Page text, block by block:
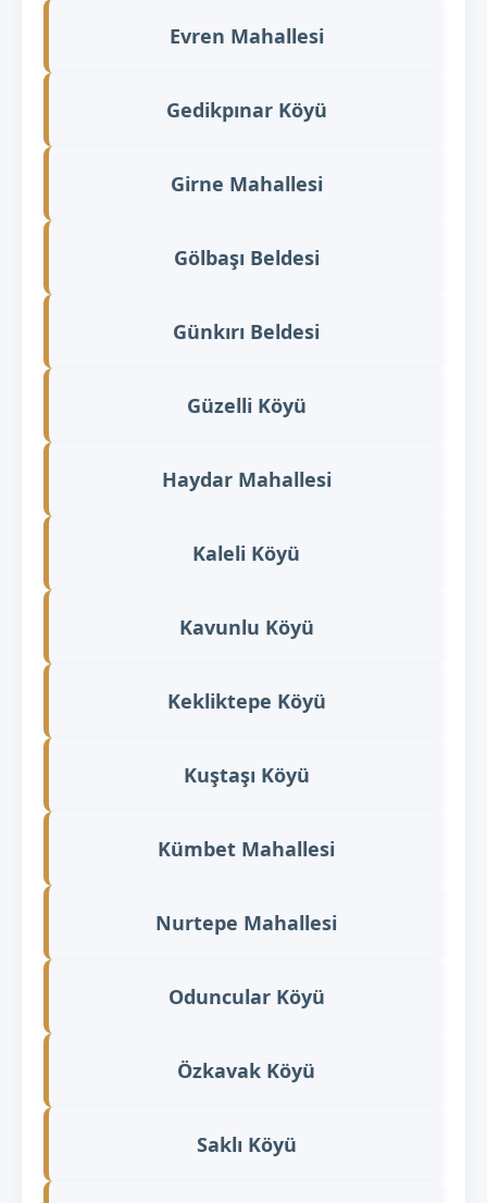
Evren Mahallesi
Gedikpınar Köyü
Girne Mahallesi
Gölbaşı Beldesi
Günkırı Beldesi
Güzelli Köyü
Haydar Mahallesi
Kaleli Köyü
Kavunlu Köyü
Kekliktepe Köyü
Kuştaşı Köyü
Kümbet Mahallesi
Nurtepe Mahallesi
Oduncular Köyü
Özkavak Köyü
Saklı Köyü